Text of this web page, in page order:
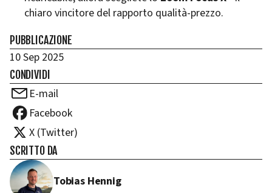
chiaro vincitore del rapporto qualità-prezzo.
PUBBLICAZIONE
10 Sep 2025
CONDIVIDI
E-mail
Facebook
X (Twitter)
SCRITTO DA
Tobias Hennig